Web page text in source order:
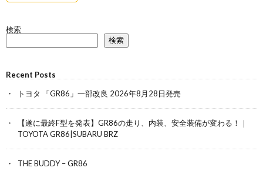
検索
検索
Recent Posts
トヨタ 「GR86」一部改良 2026年8月28日発売
【遂に最終F型を発表】GR86の走り、内装、安全装備が変わる！｜
TOYOTA GR86|SUBARU BRZ
THE BUDDY – GR86